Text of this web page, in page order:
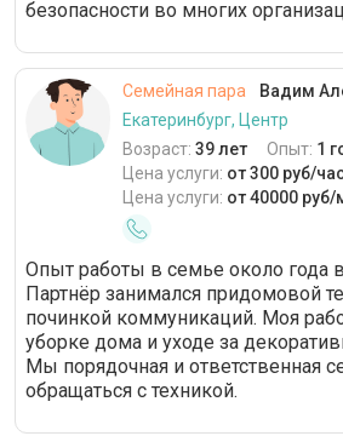
безопасности во многих
Семейная пара
Вадим
Екатеринбург, Центр
Возраст: 39 лет Опыт: 1
Цена услуги: от 300 руб/
Цена услуги: от 40000 руб/
Опыт работы в семье около года
Партнёр занимался придомовой
починкой коммуникаций. Моя
уборке дома и уходе за
Мы порядочная и ответственная
обращаться с техникой.